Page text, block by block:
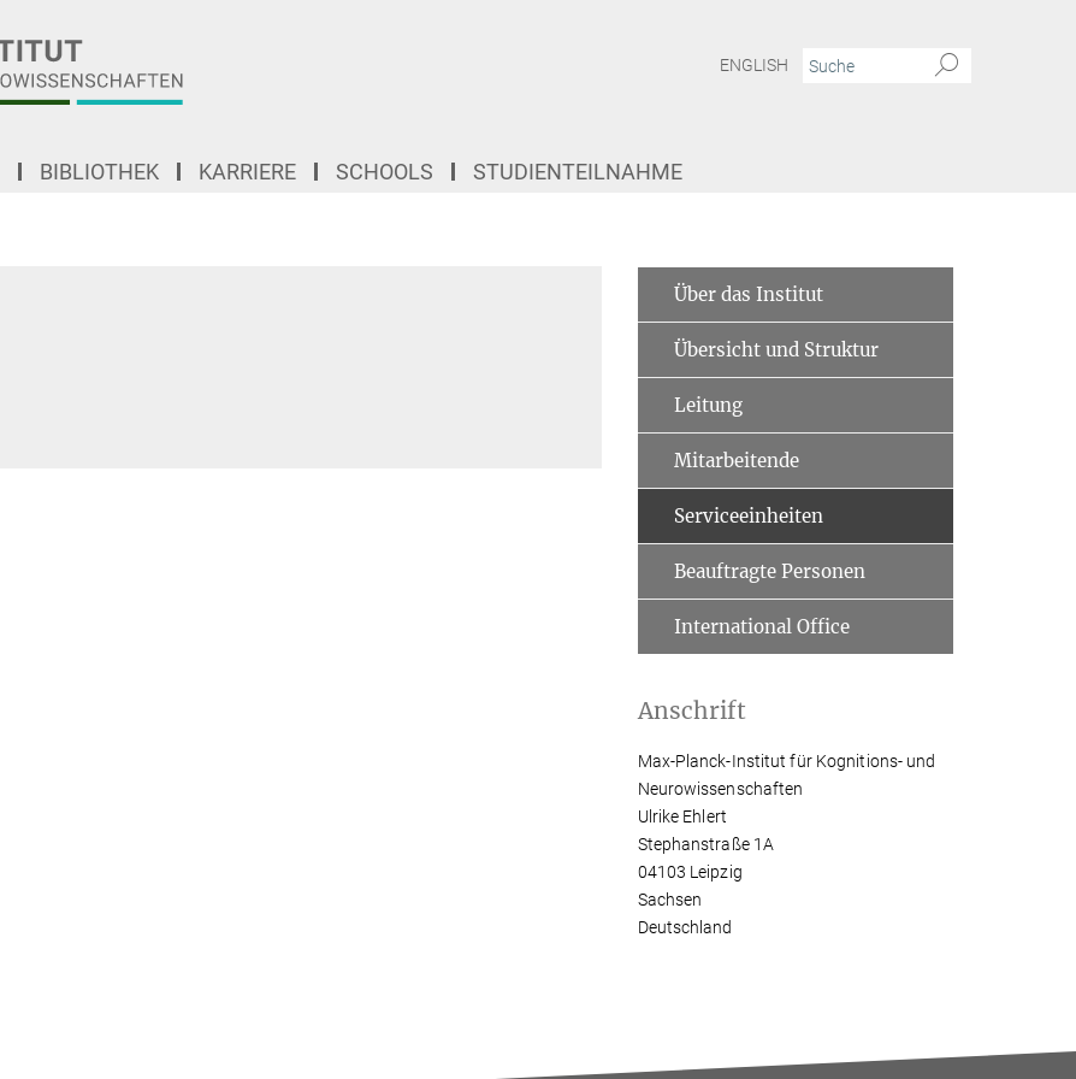
ENGLISH
BIBLIOTHEK KARRIERE SCHOOLS STUDIENTEILNAHME
Über das Institut
Übersicht und Struktur
Leitung
Mitarbeitende
Serviceeinheiten
Beauftragte Personen
International Office
Anschrift
Max-Planck-Institut für Kognitions- und
Neurowissenschaften
Ulrike Ehlert
Stephanstraße 1A
04103 Leipzig
Sachsen
Deutschland